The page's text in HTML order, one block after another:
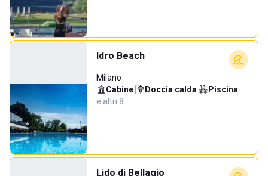
Idro Beach
Milano
Cabine· Doccia calda· Piscina·
e altri 8…
Lido di Bellagio